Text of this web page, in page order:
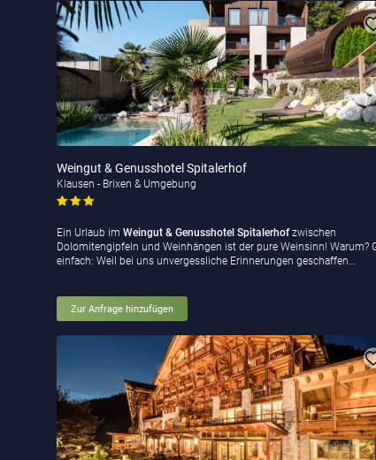
Weingut & Genusshotel Spitalerhof
Klausen - Brixen & Umgebung
Ein Urlaub im Weingut & Genusshotel Spitalerhofzwischen
Dolomitengipfeln und Weinhängen ist der pure Weinsinn! Warum?
einfach: Weil bei uns unvergessliche Erinnerungen geschaffen…
Zur Anfrage hinzufügen